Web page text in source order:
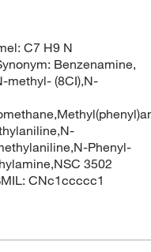
C7 H9 N
Benzenamine,
methyl- (8CI),N-
Phenyl-
3502
CNc1ccccc1